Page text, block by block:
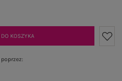
KOSZYKA